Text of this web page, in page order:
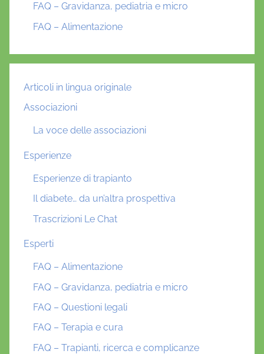
FAQ – Gravidanza, pediatria e micro
FAQ – Alimentazione
Articoli in lingua originale
Associazioni
La voce delle associazioni
Esperienze
Esperienze di trapianto
Il diabete… da un’altra prospettiva
Trascrizioni Le Chat
Esperti
FAQ – Alimentazione
FAQ – Gravidanza, pediatria e micro
FAQ – Questioni legali
FAQ – Terapia e cura
FAQ – Trapianti, ricerca e complicanze